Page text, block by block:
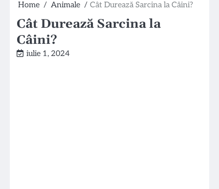
Home Animale Cât Durează Sarcina la Câini?
Cât Durează Sarcina la
Câini?
iulie 1, 2024